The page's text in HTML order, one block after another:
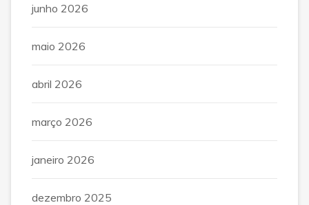
junho 2026
maio 2026
abril 2026
março 2026
janeiro 2026
dezembro 2025